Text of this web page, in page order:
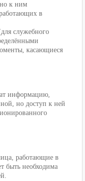
к ним
в
служебного
касающиеся
информацию,
но доступ к ней
работающие в
быть необходима